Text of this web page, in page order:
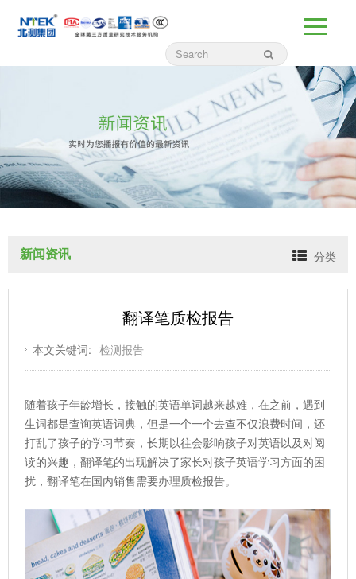
新闻资讯 分类
翻译笔质检报告
本文关键词: 检测报告
随着孩子年龄增长，接触的英语单词越来越难，在之前，遇到
生词都是查询英语词典，但是一个一个去查不仅浪费时间，还
打乱了孩子的学习节奏，长期以往会影响孩子对英语以及对阅
读的兴趣，翻译笔的出现解决了家长对孩子英语学习方面的困
扰，翻译笔在国内销售需要办理质检报告。